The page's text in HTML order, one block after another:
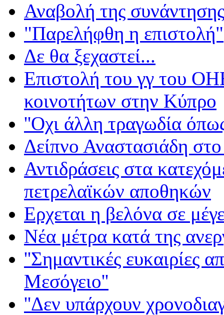
Αναβολή της
"Παρελήφθη η επιστολή"
Δε θα ξεχαστεί...
Επιστολή του γγ του
κοινοτήτων στην Κύπρο
''Οχι άλλη τραγωδία
Δείπνο Αναστασιάδη
Αντιδράσεις στα
πετρελαϊκών αποθηκών
Ερχεται η βελόνα σε
Νέα μέτρα κατά της
''Σημαντικές ευκαιρίες
Μεσόγειο''
''Δεν υπάρχουν